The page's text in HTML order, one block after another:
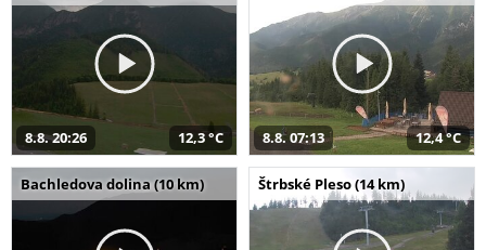
8.8. 20:26 12,3 °C 8.8. 07:13 12,4 °C
Bachledova dolina (10 km) Štrbské Pleso (14 km)